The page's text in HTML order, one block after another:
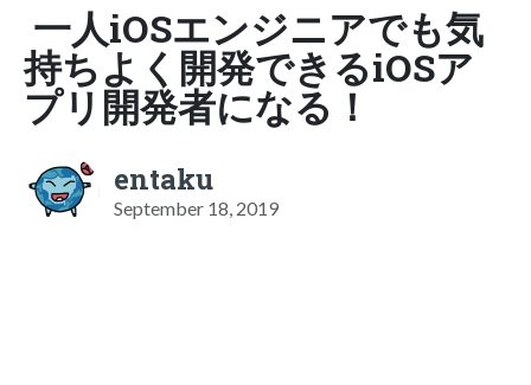
一人iOSエンジニアでも気
持ちよく開発できるiOSア
プリ開発者になる！
entaku
September 18, 2019